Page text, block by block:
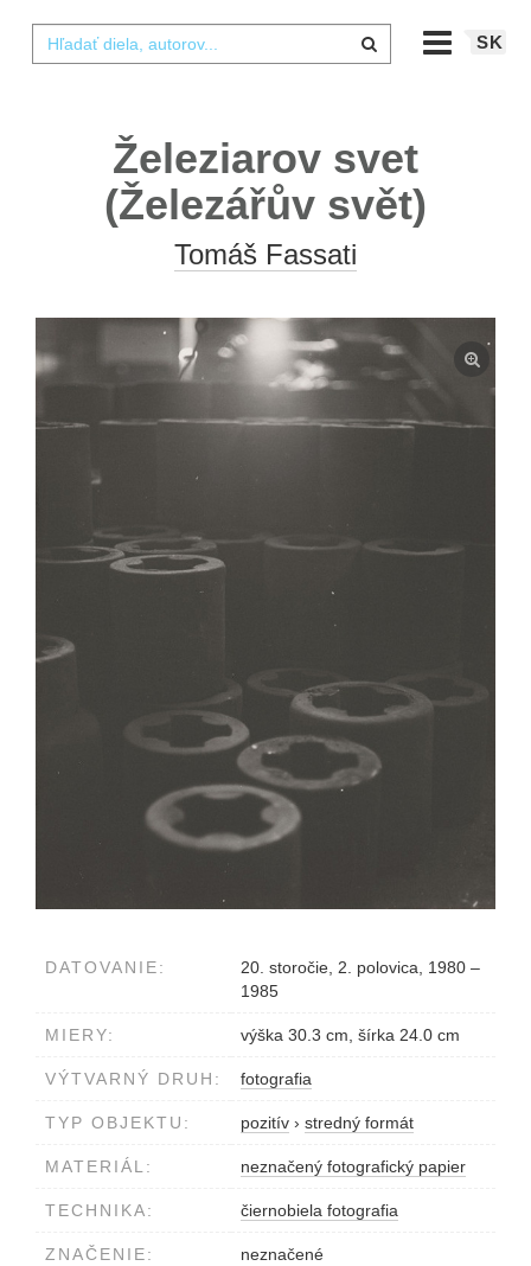
SK
Železiarov svet
(Železářův svět)
Tomáš Fassati
DATOVANIE:
20. storočie, 2. polovica, 1980 –
1985
MIERY: výška 30.3 cm, šírka 24.0 cm
VÝTVARNÝ DRUH: fotografia
TYP OBJEKTU: pozitív › stredný formát
MATERIÁL: neznačený fotografický papier
TECHNIKA: čiernobiela fotografia
ZNAČENIE: neznačené